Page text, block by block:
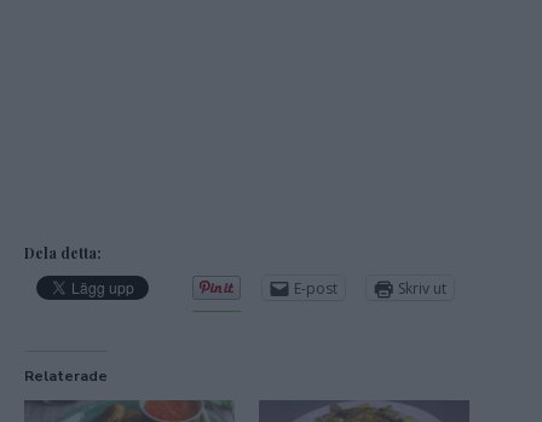
Dela detta:
E-post Skriv ut
Relaterade